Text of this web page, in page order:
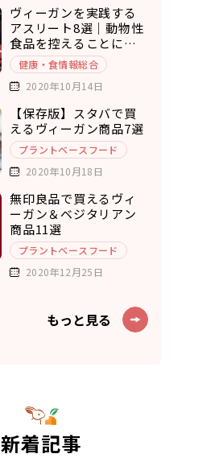
ヴィーガンを実践する
アスリート8選｜動物性
食品を控えることにメ
リットを実感
健康・食情報総合
2020年10月14日
【保存版】スタバで買
えるヴィーガン商品7選
プラントベースフード
2020年10月18日
無印良品で買えるヴィ
ーガン＆ベジタリアン
商品11選
プラントベースフード
2020年12月25日
もっと見る
新着記事